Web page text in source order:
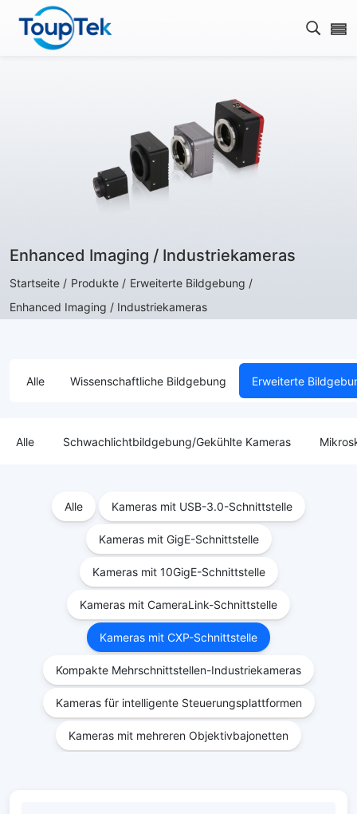
Open
Enhanced Imaging / Industriekameras
Startseite / Produkte / Erweiterte Bildgebung /
Enhanced Imaging / Industriekameras
Alle Wissenschaftliche Bildgebung Erweiterte
Alle Schwachlichtbildgebung/Gekühlte Kameras
Alle Kameras mit USB-3.0-Schnittstelle
Kameras mit GigE-Schnittstelle
Kameras mit 10GigE-Schnittstelle
Kameras mit CameraLink-Schnittstelle
Kameras mit CXP-Schnittstelle
Kompakte Mehrschnittstellen-Industriekameras
Kameras für intelligente Steuerungsplattformen
Kameras mit mehreren Objektivbajonetten